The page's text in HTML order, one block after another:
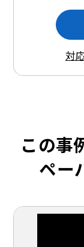
対
この事
ペー